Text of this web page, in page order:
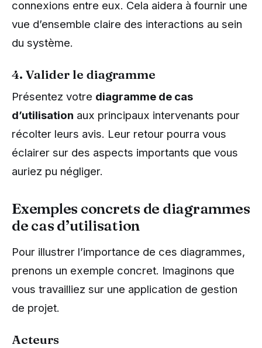
connexions entre eux. Cela aidera à fournir une
vue d’ensemble claire des interactions au sein
du système.
4. Valider le diagramme
Présentez votre diagramme de cas
d’utilisation aux principaux intervenants pour
récolter leurs avis. Leur retour pourra vous
éclairer sur des aspects importants que vous
auriez pu négliger.
Exemples concrets de diagrammes
de cas d’utilisation
Pour illustrer l’importance de ces diagrammes,
prenons un exemple concret. Imaginons que
vous travailliez sur une application de gestion
de projet.
Acteurs